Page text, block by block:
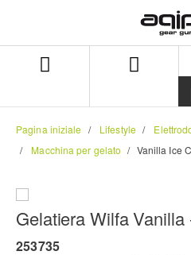
navigazione
Pagina iniziale Lifestyle
Macchina per gelato
Vanilla Ice
Gelatiera Wilfa Vanilla
253735